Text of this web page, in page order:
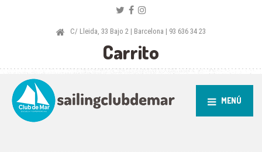
C/ Lleida, 33 Bajo 2 | Barcelona | 93 636 34 23
Carrito
MENÚ